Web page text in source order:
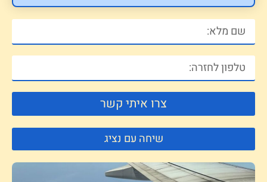
צרו איתי קשר
שיחה עם נציג